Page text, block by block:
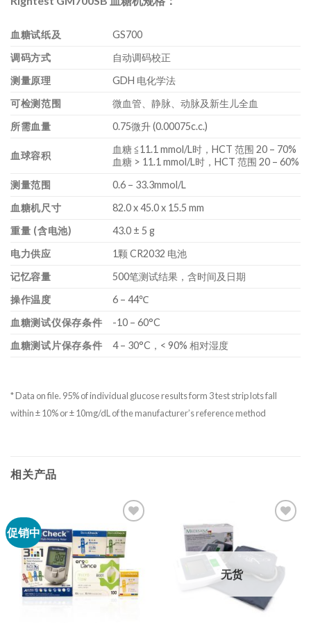
血糖试纸及
GS700
调码方式
自动调码校正
测量原理
GDH 电化学法
可检测范围
微血管、静脉、动脉及新生儿全血
所需血量
0.75微升 (0.00075c.c.)
血球容积
血糖 ≦11.1 mmol/L时，HCT 范围 20 – 70%
血糖 > 11.1 mmol/L时，HCT 范围 20 – 60%
测量范围
0.6 – 33.3mmol/L
血糖机尺寸
82.0 x 45.0 x 15.5 mm
重量 (含电池)
43.0 ± 5 g
电力供应
1颗 CR2032 电池
记忆容量
500笔测试结果，含时间及日期
操作温度
6 – 44℃
血糖测试仪保存条件
-10 – 60°C
血糖测试片保存条件
4 – 30°C，< 90% 相对湿度
* Data on file. 95% of individual glucose results form 3 test strip lots fall
within ± 10% or ± 10mg/dL of the manufacturer’s reference method
相关产品
促销中
无货